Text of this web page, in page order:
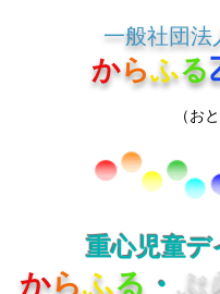
一般社団法
からふる
（お
重心児童デ
からふる ・ ぶ